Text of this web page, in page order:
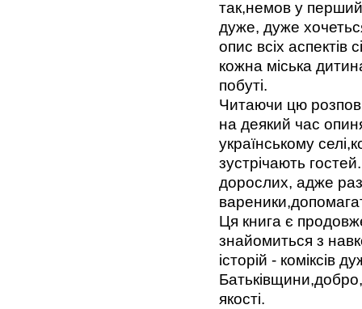
так,немов у
дуже, дуже
опис всіх аспектів
кожна міська
побуті.
Читаючи цю
на деякий час
українському
зустрічають
дорослих, адже
Ця книга є
знайомиться з
історій - коміксів
якості.